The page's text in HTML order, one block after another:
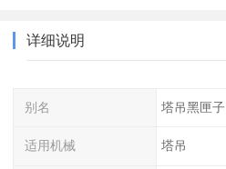
详细说明
别名 塔吊黑匣子
适用机械 塔吊